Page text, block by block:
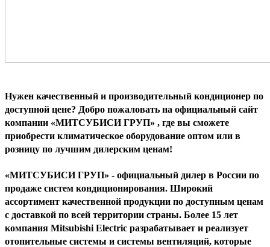
Нужен качественный и производительный кондиционер по
доступной цене? Добро пожаловать на официальный сайт
компании «МИТСУБИСИ ГРУП» , где вы сможете
приобрести климатическое оборудование оптом или в
розницу по лучшим дилерским ценам!
«МИТСУБИСИ ГРУП» - официальный дилер в России по
продаже систем кондиционирования. Широкий
ассортимент качественной продукции по доступным ценам
с доставкой по всей территории страны. Более 15 лет
компания Mitsubishi Electric разрабатывает и реализует
отопительные системы и системы вентиляций, которые